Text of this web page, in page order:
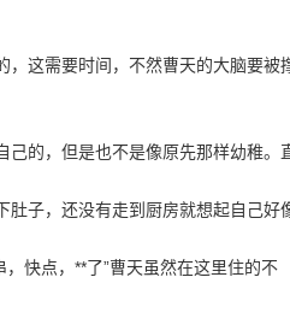
，这需要时间，不然曹天的大脑要被
己的，但是也不是像原先那样幼稚。
肚子，还没有走到厨房就想起自己好
快点，**了”曹天虽然在这里住的不